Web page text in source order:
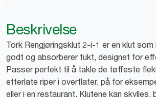
Beskrivelse
Tork Rengjøringsklut 2-i-1 er en klut
godt og absorberer fukt, designet for
Passer perfekt til å takle de tøffeste
etterlate riper i overflater, på for
eller i en restaurant. Klutene kan skylles,